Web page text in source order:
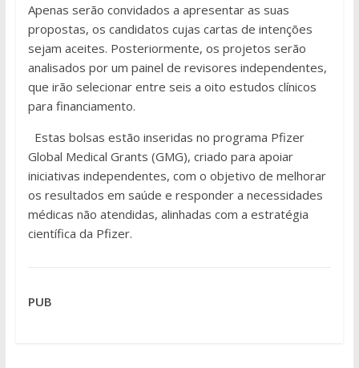
Apenas serão convidados a apresentar as suas
propostas, os candidatos cujas cartas de intenções
sejam aceites. Posteriormente, os projetos serão
analisados por um painel de revisores independentes,
que irão selecionar entre seis a oito estudos clínicos
para financiamento.
Estas bolsas estão inseridas no programa Pfizer
Global Medical Grants (GMG), criado para apoiar
iniciativas independentes, com o objetivo de melhorar
os resultados em saúde e responder a necessidades
médicas não atendidas, alinhadas com a estratégia
científica da Pfizer.
PUB